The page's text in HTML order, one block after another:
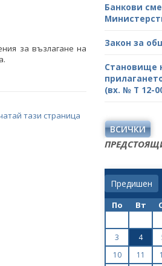
за възлагане на
тази страница
Банкови
Закон за
Становище
(вх. № Т 12-
ВСИЧКИ
Предишен
По Вт
3
4
10
11